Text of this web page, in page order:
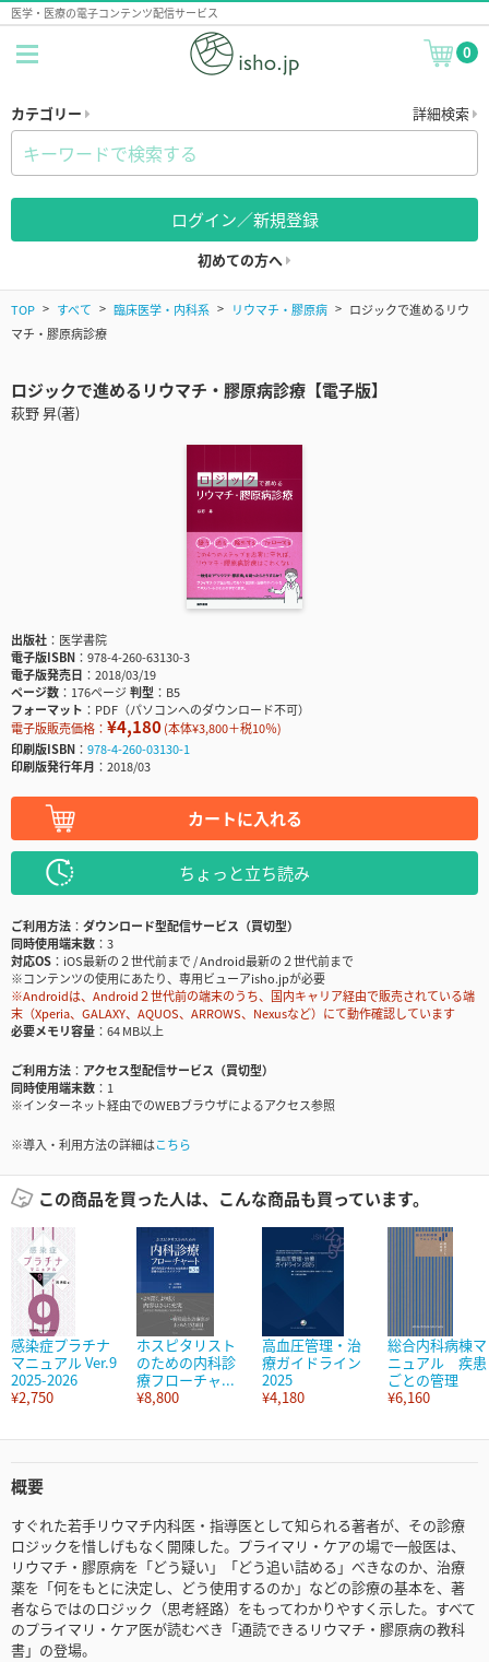
医学・医療の電子コンテンツ配信サービス
0
カテゴリー 詳細検索
ログイン／新規登録
初めての方へ
TOP すべて 臨床医学・内科系 リウマチ・膠原病
ロジックで進めるリウ
マチ・膠原病診療
ロジックで進めるリウマチ・膠原病診療【電子版】
萩野 昇(著)
出版社
医学書院
電子版ISBN
978-4-260-63130-3
電子版発売日
2018/03/19
ページ数
176ページ判型
B5
フォーマット
PDF（パソコンへのダウンロード不可）
電子版販売価格： ¥4,180(本体¥3,800＋税10％)
印刷版ISBN
978-4-260-03130-1
印刷版発行年月
2018/03
カートに入れる
ちょっと立ち読み
ご利用方法
ダウンロード型配信サービス（買切型）
同時使用端末数
3
対応OS
iOS最新の２世代前まで / Android最新の２世代前まで
※コンテンツの使用にあたり、専用ビューアisho.jpが必要
※Androidは、Android２世代前の端末のうち、国内キャリア経由で販売されている端
末（Xperia、GALAXY、AQUOS、ARROWS、Nexusなど）にて動作確認しています
必要メモリ容量
64 MB以上
ご利用方法
アクセス型配信サービス（買切型）
同時使用端末数
1
※インターネット経由でのWEBブラウザによるアクセス参照
※導入・利用方法の詳細はこちら
この商品を買った人は、こんな商品も買っています。
感染症プラチナ
マニュアル Ver.9
2025-2026
¥2,750
ホスピタリスト
のための内科診
療フローチャ...
¥8,800
高血圧管理・治
療ガイドライン
2025
¥4,180
総合内科病棟マ
ニュアル 疾患
ごとの管理
¥6,160
概要
すぐれた若手リウマチ内科医・指導医として知られる著者が、その診療
ロジックを惜しげもなく開陳した。プライマリ・ケアの場で一般医は、
リウマチ・膠原病を「どう疑い」「どう追い詰める」べきなのか、治療
薬を「何をもとに決定し、どう使用するのか」などの診療の基本を、著
者ならではのロジック（思考経路）をもってわかりやすく示した。すべて
のプライマリ・ケア医が読むべき「通読できるリウマチ・膠原病の教科
書」の登場。